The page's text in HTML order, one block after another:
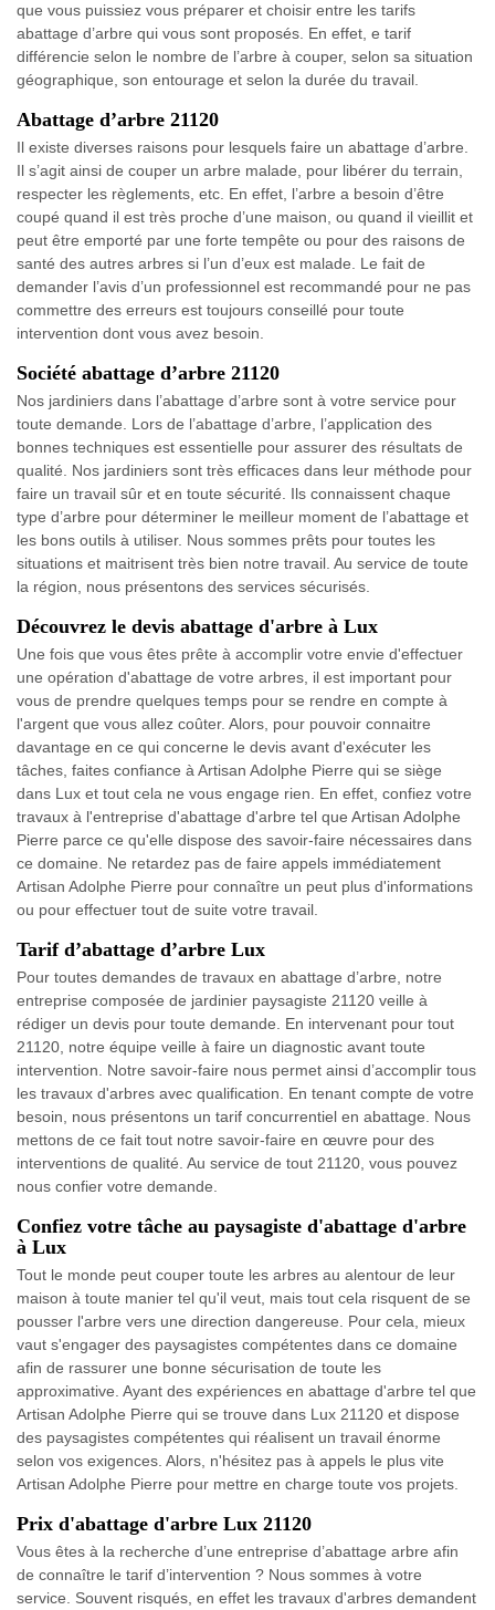
que vous puissiez vous préparer et choisir entre les tarifs
abattage d’arbre qui vous sont proposés. En effet, e tarif
différencie selon le nombre de l’arbre à couper, selon sa situation
géographique, son entourage et selon la durée du travail.
Abattage d’arbre 21120
Il existe diverses raisons pour lesquels faire un abattage d’arbre.
Il s’agit ainsi de couper un arbre malade, pour libérer du terrain,
respecter les règlements, etc. En effet, l’arbre a besoin d’être
coupé quand il est très proche d’une maison, ou quand il vieillit et
peut être emporté par une forte tempête ou pour des raisons de
santé des autres arbres si l’un d’eux est malade. Le fait de
demander l’avis d’un professionnel est recommandé pour ne pas
commettre des erreurs est toujours conseillé pour toute
intervention dont vous avez besoin.
Société abattage d’arbre 21120
Nos jardiniers dans l’abattage d’arbre sont à votre service pour
toute demande. Lors de l’abattage d’arbre, l’application des
bonnes techniques est essentielle pour assurer des résultats de
qualité. Nos jardiniers sont très efficaces dans leur méthode pour
faire un travail sûr et en toute sécurité. Ils connaissent chaque
type d’arbre pour déterminer le meilleur moment de l’abattage et
les bons outils à utiliser. Nous sommes prêts pour toutes les
situations et maitrisent très bien notre travail. Au service de toute
la région, nous présentons des services sécurisés.
Découvrez le devis abattage d'arbre à Lux
Une fois que vous êtes prête à accomplir votre envie d'effectuer
une opération d'abattage de votre arbres, il est important pour
vous de prendre quelques temps pour se rendre en compte à
l'argent que vous allez coûter. Alors, pour pouvoir connaitre
davantage en ce qui concerne le devis avant d'exécuter les
tâches, faites confiance à Artisan Adolphe Pierre qui se siège
dans Lux et tout cela ne vous engage rien. En effet, confiez votre
travaux à l'entreprise d'abattage d'arbre tel que Artisan Adolphe
Pierre parce ce qu'elle dispose des savoir-faire nécessaires dans
ce domaine. Ne retardez pas de faire appels immédiatement
Artisan Adolphe Pierre pour connaître un peut plus d'informations
ou pour effectuer tout de suite votre travail.
Tarif d’abattage d’arbre Lux
Pour toutes demandes de travaux en abattage d’arbre, notre
entreprise composée de jardinier paysagiste 21120 veille à
rédiger un devis pour toute demande. En intervenant pour tout
21120, notre équipe veille à faire un diagnostic avant toute
intervention. Notre savoir-faire nous permet ainsi d’accomplir tous
les travaux d'arbres avec qualification. En tenant compte de votre
besoin, nous présentons un tarif concurrentiel en abattage. Nous
mettons de ce fait tout notre savoir-faire en œuvre pour des
interventions de qualité. Au service de tout 21120, vous pouvez
nous confier votre demande.
Confiez votre tâche au paysagiste d'abattage d'arbre
à Lux
Tout le monde peut couper toute les arbres au alentour de leur
maison à toute manier tel qu'il veut, mais tout cela risquent de se
pousser l'arbre vers une direction dangereuse. Pour cela, mieux
vaut s'engager des paysagistes compétentes dans ce domaine
afin de rassurer une bonne sécurisation de toute les
approximative. Ayant des expériences en abattage d'arbre tel que
Artisan Adolphe Pierre qui se trouve dans Lux 21120 et dispose
des paysagistes compétentes qui réalisent un travail énorme
selon vos exigences. Alors, n'hésitez pas à appels le plus vite
Artisan Adolphe Pierre pour mettre en charge toute vos projets.
Prix d'abattage d'arbre Lux 21120
Vous êtes à la recherche d’une entreprise d’abattage arbre afin
de connaître le tarif d’intervention ? Nous sommes à votre
service. Souvent risqués, en effet les travaux d'arbres demandent